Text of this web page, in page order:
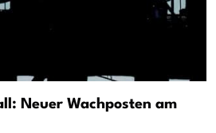
Neuer Wachposten am